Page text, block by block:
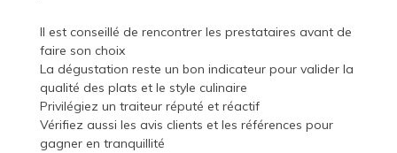
Il est conseillé de rencontrer les prestataires avant de
faire son choix
La dégustation reste un bon indicateur pour valider la
qualité des plats et le style culinaire
Privilégiez un traiteur réputé et réactif
Vérifiez aussi les avis clients et les références pour
gagner en tranquillité